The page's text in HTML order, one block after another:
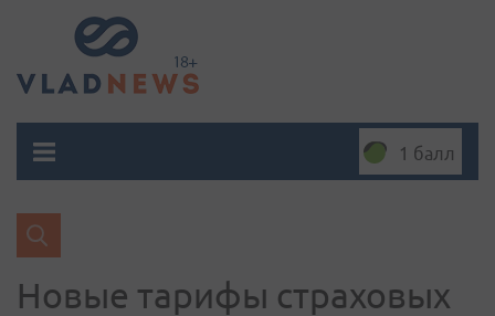
1 балл
Новые тарифы страховых